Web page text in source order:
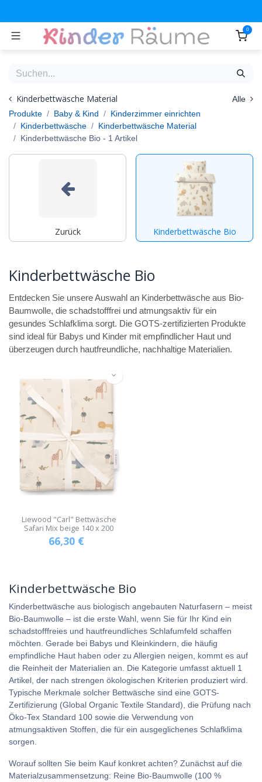
0
Kinderbettwäsche Material
Alle
Produkte
Baby & Kind
Kinderzimmer einrichten
Kinderbettwäsche
Kinderbettwäsche Material
Kinderbettwäsche Bio - 1 Artikel
Zurück Kinderbettwäsche Bio
Kinderbettwäsche Bio
Entdecken Sie unsere Auswahl an Kinderbettwäsche aus Bio-
Baumwolle, die schadstofffrei und atmungsaktiv für ein
gesundes Schlafklima sorgt. Die GOTS-zertifizierten Produkte
sind ideal für Babys und Kinder mit empfindlicher Haut und
überzeugen durch hautfreundliche, nachhaltige Materialien.
Liewood "Carl" Bettwäsche
Safari Mix beige 140 x 200
66,30 €
Kinderbettwäsche Bio
Kinderbettwäsche aus biologisch angebauten Naturfasern – meist
Bio-Baumwolle – ist die erste Wahl, wenn Sie für Ihr Kind ein
schadstofffreies und hautfreundliches Schlafumfeld schaffen
möchten. Gerade bei Babys und Kleinkindern, die häufig
empfindliche Haut haben oder zu Allergien neigen, kommt es auf
die Reinheit der Materialien an. Die Kategorie umfasst aktuell 1
Artikel, der nach strengen ökologischen Kriterien produziert wird.
Typische Merkmale solcher Bettwäsche sind eine GOTS-
Zertifizierung (Global Organic Textile Standard), die Prüfung nach
Öko-Tex Standard 100 sowie die Verwendung von
atmungsaktiven Stoffen, die für ein ausgeglichenes Schlafklima
sorgen.
Worauf sollten Sie beim Kauf konkret achten? Zunächst auf die
Materialzusammensetzung: Reine Bio-Baumwolle (100 %